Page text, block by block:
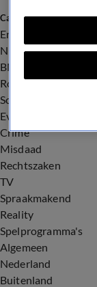
Categorieën
Entertainment
Nieuws
BN'ers
Royalty
Songfestival
Evenementen
Crime
Misdaad
Rechtszaken
TV
Spraakmakend
Reality
Spelprogramma's
Algemeen
Nederland
Buitenland